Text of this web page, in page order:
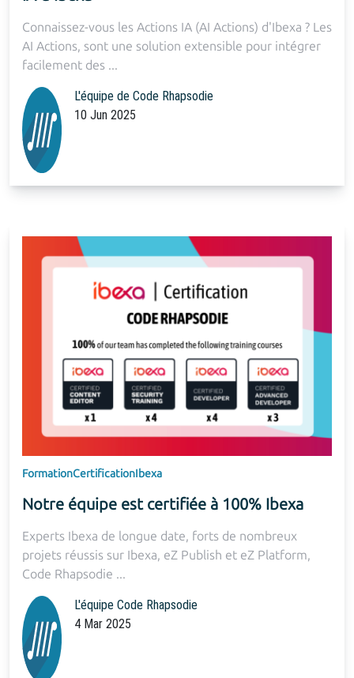
Connaissez-vous les Actions IA (AI Actions) d'Ibexa ? Les
AI Actions, sont une solution extensible pour intégrer
facilement des ...
L'équipe de Code Rhapsodie
10 Jun 2025
FormationCertificationIbexa
Notre équipe est certifiée à 100% Ibexa
Experts Ibexa de longue date, forts de nombreux
projets réussis sur Ibexa, eZ Publish et eZ Platform,
Code Rhapsodie ...
L'équipe Code Rhapsodie
4 Mar 2025